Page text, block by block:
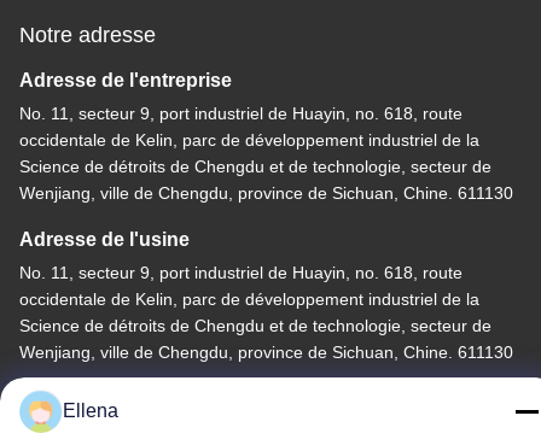
Notre adresse
Adresse de l'entreprise
No. 11, secteur 9, port industriel de Huayin, no. 618, route
occidentale de Kelin, parc de développement industriel de la
Science de détroits de Chengdu et de technologie, secteur de
Wenjiang, ville de Chengdu, province de Sichuan, Chine. 611130
Adresse de l'usine
No. 11, secteur 9, port industriel de Huayin, no. 618, route
occidentale de Kelin, parc de développement industriel de la
Science de détroits de Chengdu et de technologie, secteur de
Wenjiang, ville de Chengdu, province de Sichuan, Chine. 611130
Tél
86--13666101750
Ellena